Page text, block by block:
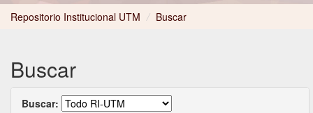
Repositorio Institucional UTM / Buscar
Buscar
Buscar: